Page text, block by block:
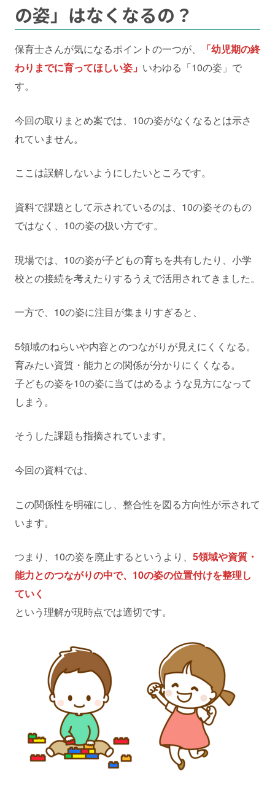
の姿」はなくなるの？
保育士さんが気になるポイントの一つが、
「幼児期の終
わりまでに育ってほしい姿」 いわゆる「10の姿」で
す。
今回の取りまとめ案では、10の姿がなくなるとは示さ
れていません。
ここは誤解しないようにしたいところです。
資料で課題として示されているのは、10の姿そのもの
ではなく、10の姿の扱い方です。
現場では、10の姿が子どもの育ちを共有したり、小学
校との接続を考えたりするうえで活用されてきました。
一方で、10の姿に注目が集まりすぎると、
5領域のねらいや内容とのつながりが見えにくくなる。
育みたい資質・能力との関係が分かりにくくなる。
子どもの姿を10の姿に当てはめるような見方になって
しまう。
そうした課題も指摘されています。
今回の資料では、
この関係性を明確にし、整合性を図る方向性が示されて
います。
つまり、10の姿を廃止するというより、 5領域や資質・
能力とのつながりの中で、10の姿の位置付けを整理し
ていく
という理解が現時点では適切です。